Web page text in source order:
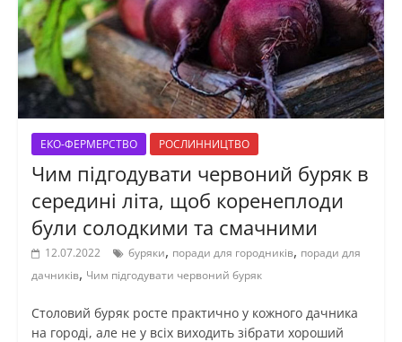
ЕКО-ФЕРМЕРСТВО РОСЛИННИЦТВО
Чим підгодувати червоний буряк в
середині літа, щоб коренеплоди
були солодкими та смачними
12.07.2022 буряки, поради для городників, поради для
дачників, Чим підгодувати червоний буряк
Столовий буряк росте практично у кожного дачника
на городі, але не у всіх виходить зібрати хороший